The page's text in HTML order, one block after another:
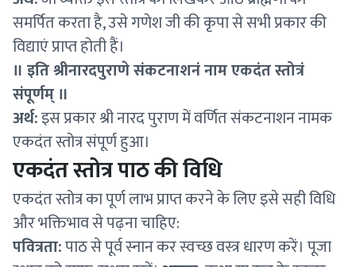
समर्पित करता है, उसे गणेश जी की कृपा से सभी प्रकार की
विद्याएं प्राप्त होती हैं।
॥ इति श्रीनारदपुराणे संकटनाशनं नाम एकदंत स्तोत्रं
संपूर्णम् ॥
अर्थ:इस प्रकार श्री नारद पुराण में वर्णित संकटनाशन नामक
एकदंत स्तोत्र संपूर्ण हुआ।
एकदंत स्तोत्र पाठ की विधि
एकदंत स्तोत्र का पूर्ण लाभ प्राप्त करने के लिए इसे सही विधि
और भक्तिभाव से पढ़ना चाहिए:
पवित्रता:पाठ से पूर्व स्नान कर स्वच्छ वस्त्र धारण करें। पूजा